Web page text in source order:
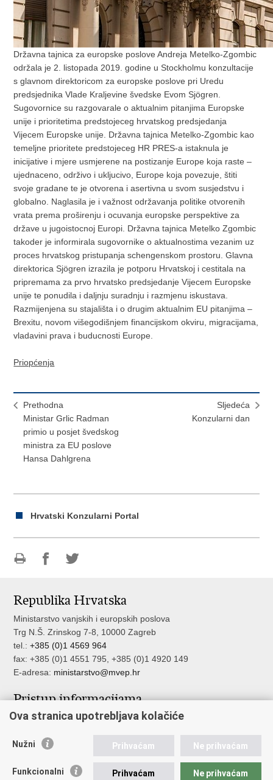
Državna tajnica za europske poslove Andreja Metelko-Zgombic
održala je 2. listopada 2019. godine u Stockholmu konzultacije
s glavnom direktoricom za europske poslove pri Uredu
predsjednika Vlade Kraljevine švedske Evom Sjögren.
Sugovornice su razgovarale o aktualnim pitanjima Europske
unije i prioritetima predstojeceg hrvatskog predsjedanja
Vijecem Europske unije. Državna tajnica Metelko-Zgombic kao
temeljne prioritete predstojeceg HR PRES-a istaknula je
inicijative i mjere usmjerene na postizanje Europe koja raste –
ujednaceno, održivo i ukljucivo, Europe koja povezuje, štiti
svoje gradane te je otvorena i asertivna u svom susjedstvu i
globalno. Naglasila je i važnost održavanja politike otvorenih
vrata prema proširenju i ocuvanja europske perspektive za
države u jugoistocnoj Europi. Državna tajnica Metelko Zgombic
takoder je informirala sugovornike o aktualnostima vezanim uz
proces hrvatskog pristupanja schengenskom prostoru. Glavna
direktorica Sjögren izrazila je potporu Hrvatskoj i cestitala na
pripremama za prvo hrvatsko predsjedanje Vijecem Europske
unije te ponudila i daljnju suradnju i razmjenu iskustava.
Razmijenjena su stajališta i o drugim aktualnim EU pitanjima –
Brexitu, novom višegodišnjem financijskom okviru, migracijama,
vladavini prava i buducnosti Europe.
Priopćenja
Prethodna
Ministar Grlic Radman
primio u posjet švedskog
ministra za EU poslove
Hansa Dahlgrena
Sljedeća
Konzularni dan
Hrvatski Konzularni Portal
Facebooku
Twitteru
Republika Hrvatska
Ministarstvo vanjskih i europskih poslova
Trg N.Š. Zrinskog 7-8, 10000 Zagreb
tel.:+385 (0)1 4569 964
fax: +385 (0)1 4551 795, +385 (0)1 4920 149
E-adresa: ministarstvo@mvep.hr
Pristup informacijama
Pristup informacijama
Nepravilnosti
Ova stranica upotrebljava kolačiće
Nužni Prihvaćam Ne prihvaćam
Funkcionalni Prihvaćam Ne prihvaćam